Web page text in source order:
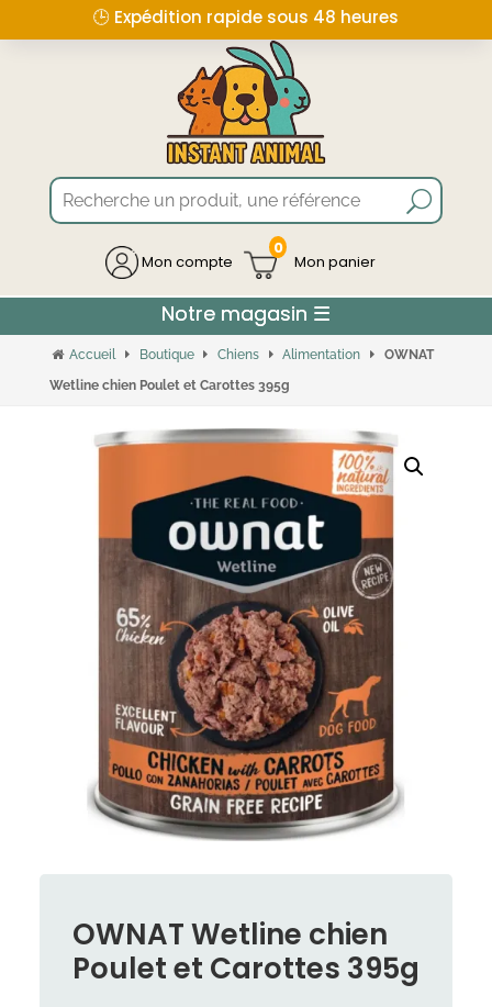
🕒 Expédition rapide sous 48 heures
Mon compte
0
Accueil Boutique Chiens Alimentation
OWNAT
Wetline chien Poulet et Carottes 395g
OWNAT Wetline chien
Poulet et Carottes 395g